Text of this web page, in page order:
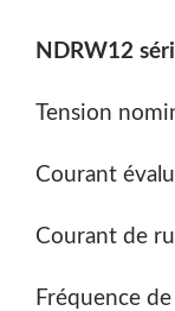
NDRW12
Tension
Courant
Courant de
Fréquence